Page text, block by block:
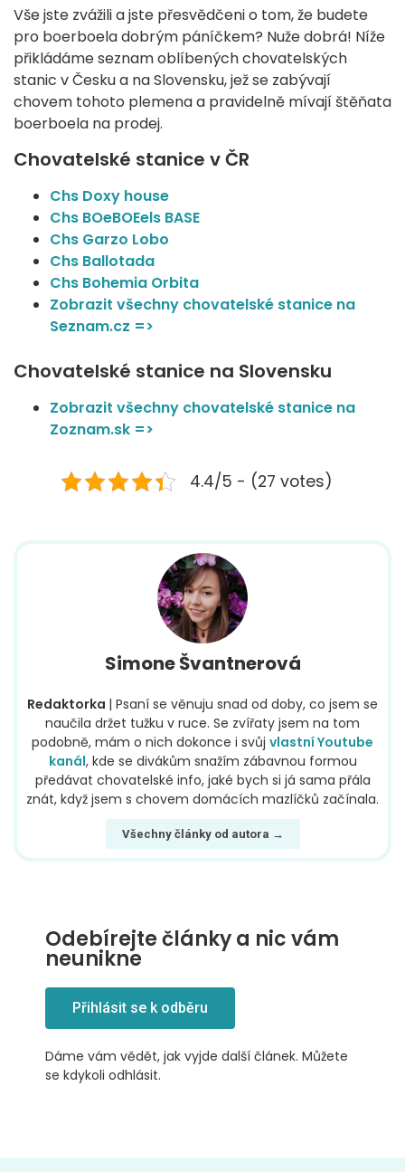
Vše jste zvážili a jste přesvědčeni o tom, že budete
pro boerboela dobrým páníčkem? Nuže dobrá! Níže
přikládáme seznam oblíbených chovatelských
stanic v Česku a na Slovensku, jež se zabývají
chovem tohoto plemena a pravidelně mívají štěňata
boerboela na prodej.
Chovatelské stanice v ČR
Chs Doxy house
Chs BOeBOEels BASE
Chs Garzo Lobo
Chs Ballotada
Chs Bohemia Orbita
Zobrazit všechny chovatelské stanice na
Seznam.cz =>
Chovatelské stanice na Slovensku
Zobrazit všechny chovatelské stanice na
Zoznam.sk =>
4.4/5 - (27 votes)
Simone Švantnerová
Redaktorka | Psaní se věnuju snad od doby, co jsem se
naučila držet tužku v ruce. Se zvířaty jsem na tom
podobně, mám o nich dokonce i svůj vlastní Youtube
kanál, kde se divákům snažím zábavnou formou
předávat chovatelské info, jaké bych si já sama přála
znát, když jsem s chovem domácích mazlíčků začínala.
Všechny články od autora →
Odebírejte články a nic vám
neunikne
Přihlásit se k odběru
Dáme vám vědět, jak vyjde další článek. Můžete
se kdykoli odhlásit.